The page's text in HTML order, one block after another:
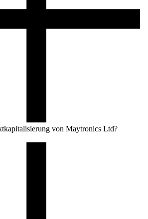
von Maytronics Ltd?